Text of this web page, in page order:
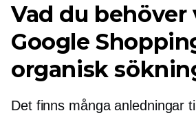
Vad du behöver
Google
organisk
Det finns många anledningar